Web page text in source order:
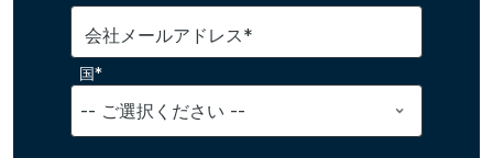
会社メールアドレス*
国*